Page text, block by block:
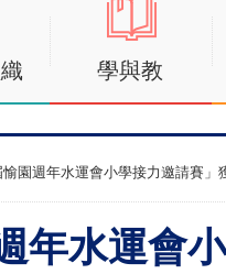
學與教
愉園週年水運會小學接力邀請賽」
年水運會